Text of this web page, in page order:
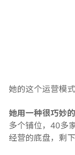
她的这个运营模
她用一种很巧妙
多个铺位，40多
经营的底盘，剩